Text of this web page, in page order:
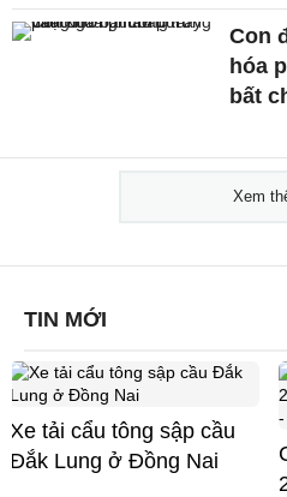
Con
hóa
bất
Xem
TIN MỚI
Xe tải cẩu tông sập cầu
Đắk Lung ở Đồng Nai